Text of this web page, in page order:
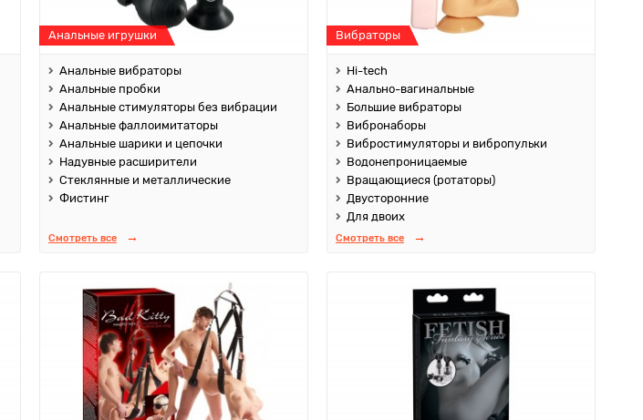
Анальные игрушки
Анальные вибраторы
Анальные пробки
Анальные стимуляторы без вибрации
Анальные фаллоимитаторы
Анальные шарики и цепочки
Надувные расширители
Стеклянные и металлические
Фистинг
Смотреть все
Вибраторы
Hi-tech
Анально-вагинальные
Большие вибраторы
Вибронаборы
Вибростимуляторы и вибропульки
Водонепроницаемые
Вращающиеся (ротаторы)
Двусторонние
Для двоих
Смотреть все